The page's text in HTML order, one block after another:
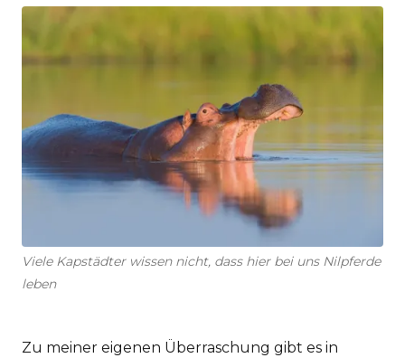
Viele Kapstädter wissen nicht, dass hier bei uns Nilpferde
leben
Zu meiner eigenen Überraschung gibt es in